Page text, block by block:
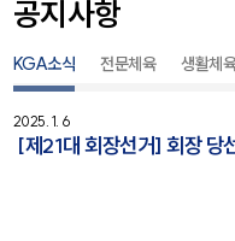
공지사항
KGA소식 전문체육 생활체육
2025. 1. 6
[제21대 회장선거] 회장 당